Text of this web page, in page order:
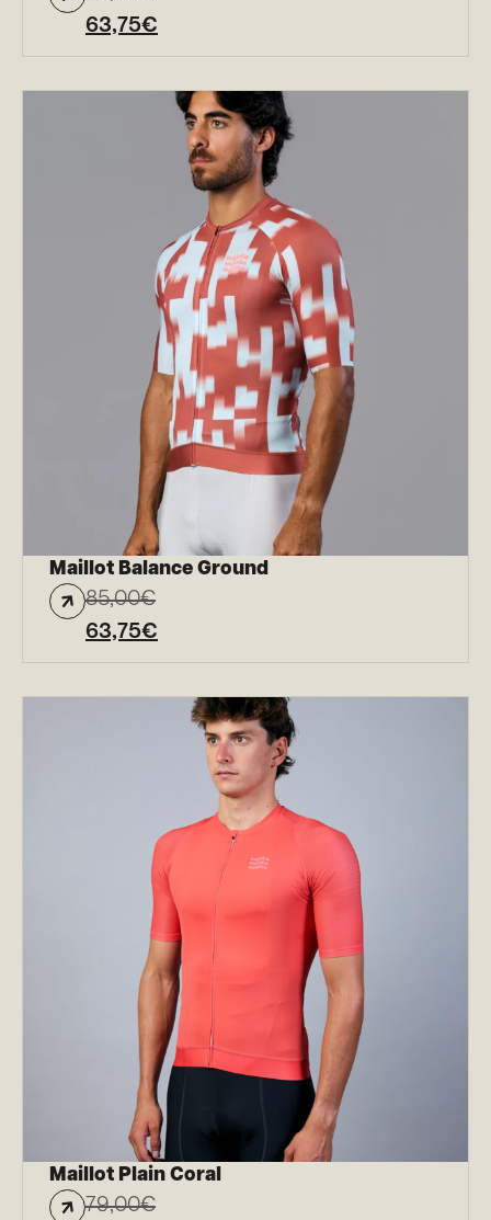
63,75€
Maillot Balance Ground
85,00€
63,75€
Maillot Plain Coral
79,00€